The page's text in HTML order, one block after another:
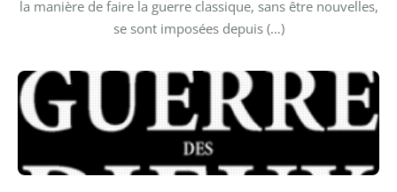
la manière de faire la guerre classique, sans être nouvelles,
se sont imposées depuis (…)